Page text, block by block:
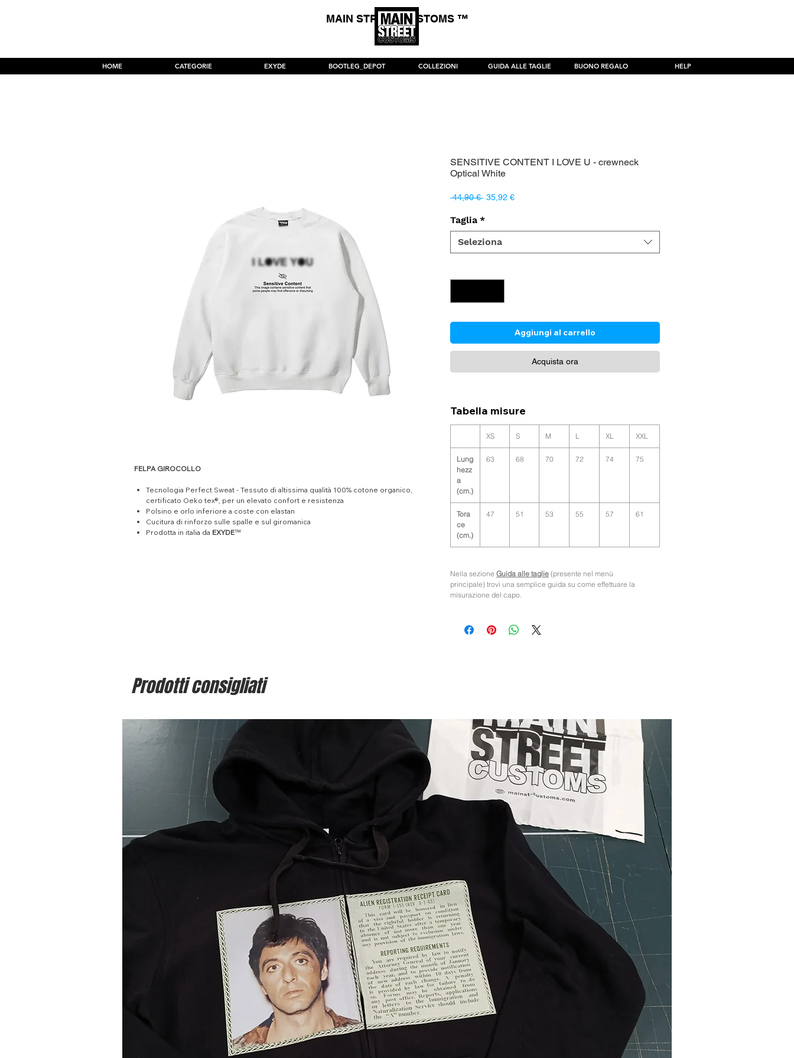
MAIN STREET CUSTOMS ™
HOME CATEGORIE EXYDE BOOTLEG_DEPOT COLLEZIONI GUIDA ALLE TAGLIE BUONO REGALO HELP
FELPA GIROCOLLO
Tecnologia Perfect Sweat - Tessuto di altissima qualità 100% cotone organico,
certificato Oeko tex®, per un elevato confort e resistenza
Polsino e orlo inferiore a coste con elastan
Cucitura di rinforzo sulle spalle e sul giromanica
Prodotta in italia da EXYDE™
SENSITIVE CONTENT I LOVE U - crewneck
Optical White
44,90 € Prezzo
35,92 €Prezzo
Taglia *
Seleziona
Aggiungi al carrello
Acquista ora
Tabella misure
XS S M L XL XXL
Lung
hezz
a
(cm.)
63 68 70 72 74 75
Tora
ce
(cm.)
47 51 53 55 57 61
Nella sezione Guida alle taglie (presente nel menù
principale) trovi una semplice guida su come effettuare la
misurazione del capo.
Prodotti consigliati